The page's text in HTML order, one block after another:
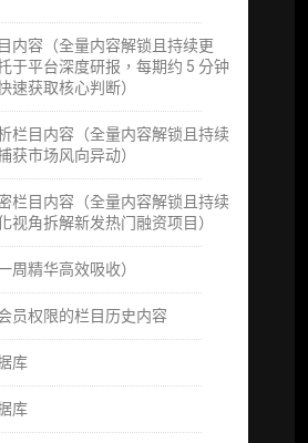
内容（全量内容解锁且持续更
于平台深度研报，每期约 5 分钟
速获取核心判断）
栏目内容（全量内容解锁且持续
获市场风向异动）
栏目内容（全量内容解锁且持续
视角拆解新发热门融资项目）
周精华高效吸收）
员权限的栏目历史内容
库
库
疑精华汇总栏目（精选高价值沉
（与业内高管、机构、基金等共
版（18 次/年）
下载(可根据请求“全量”提
内容 (所有项目、叙事与赛道系
锁且每周上新，研究版图已覆盖
设施与应用演化，一体化呈现
长期演进脉络，用户评价“相见恨
内容（内容依托于研报，快速获
心判断）